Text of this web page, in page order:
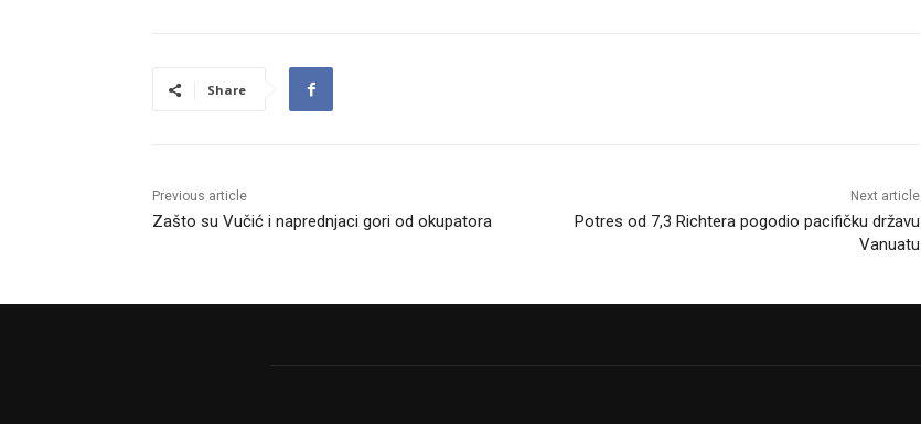
Share
Previous article
Zašto su Vučić i naprednjaci gori od okupatora
Next article
Potres od 7,3 Richtera pogodio pacifičku državu
Vanuatu